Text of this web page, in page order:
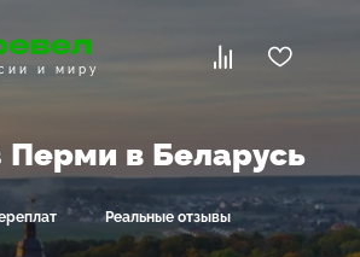
и миру
Перми в Беларусь
Реальные отзывы